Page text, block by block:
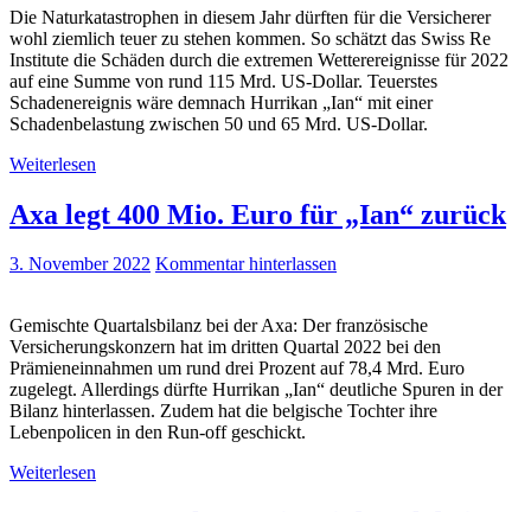
Die Naturkatastrophen in diesem Jahr dürften für die Versicherer
wohl ziemlich teuer zu stehen kommen. So schätzt das Swiss Re
Institute die Schäden durch die extremen Wetterereignisse für 2022
auf eine Summe von rund 115 Mrd. US-Dollar. Teuerstes
Schadenereignis wäre demnach Hurrikan „Ian“ mit einer
Schadenbelastung zwischen 50 und 65 Mrd. US-Dollar.
Weiterlesen
Axa legt 400 Mio. Euro für „Ian“ zurück
3. November 2022 Kommentar hinterlassen
Gemischte Quartalsbilanz bei der Axa: Der französische
Versicherungskonzern hat im dritten Quartal 2022 bei den
Prämieneinnahmen um rund drei Prozent auf 78,4 Mrd. Euro
zugelegt. Allerdings dürfte Hurrikan „Ian“ deutliche Spuren in der
Bilanz hinterlassen. Zudem hat die belgische Tochter ihre
Lebenpolicen in den Run-off geschickt.
Weiterlesen